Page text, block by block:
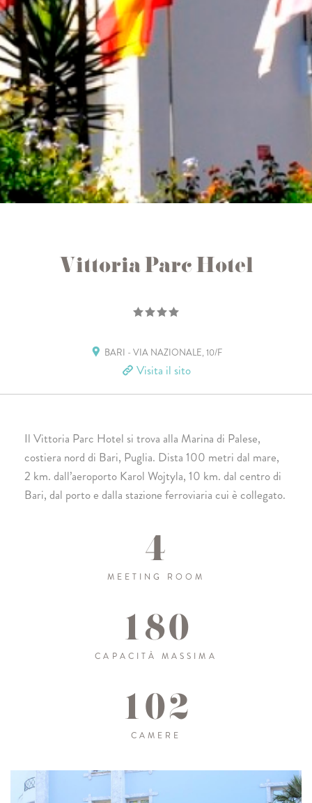
Vittoria Parc Hotel
BARI - VIA NAZIONALE, 10/F
Visita il sito
Il Vittoria Parc Hotel si trova alla Marina di Palese,
costiera nord di Bari, Puglia. Dista 100 metri dal mare,
2 km. dall’aeroporto Karol Wojtyla, 10 km. dal centro di
Bari, dal porto e dalla stazione ferroviaria cui è collegato.
4
MEETING ROOM
180
CAPACITÀ MASSIMA
102
CAMERE